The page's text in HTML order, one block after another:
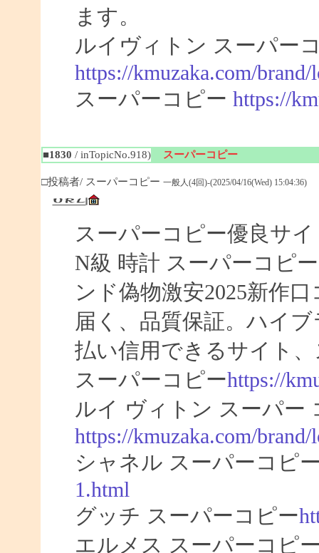
ます。
ルイヴィトン スーパー
https://kmuzaka.com/
スーパーコピー https://
■1830 / inTopicNo.918) スーパーコピー
□投稿者/ スーパーコピー 一般人(4回)-(2025/04/16(Wed) 15:04:36)
スーパーコピー優良サ
N級 時計 スーパーコピ
ンド偽物激安2025新作
届く、品質保証。ハイ
払い信用できるサイト
スーパーコピーhttps://
ルイ ヴィトン スーパー
https://kmuzaka.com/
シャネル スーパーコピ
1.html
グッチ スーパーコピー
エルメス スーパーコピ